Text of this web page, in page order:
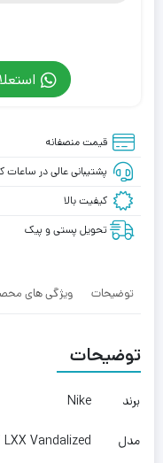
قیمت منصفانه
پشتیبانی عالی در ساعات
کیفیت بالا
تحویل پستی و پیک
توضیحات ویژگی های
توضیحات
برند Nike
مدل LXX Vandalized